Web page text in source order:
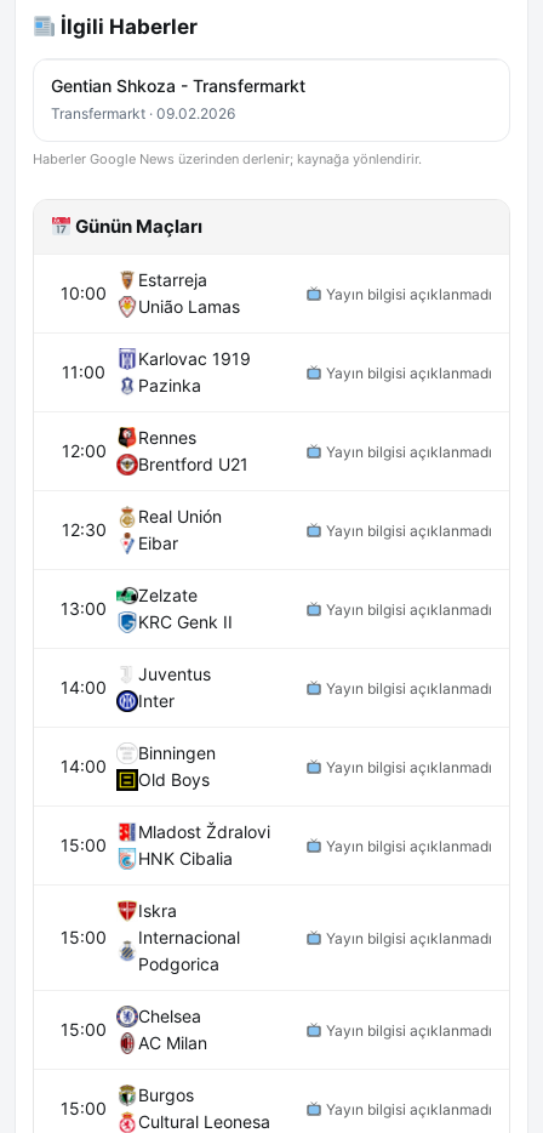
İlgili Haberler
Gentian Shkoza - Transfermarkt
Transfermarkt · 09.02.2026
Haberler Google News üzerinden derlenir; kaynağa yönlendirir.
Günün Maçları
10:00
Estarreja
União Lamas
Yayın bilgisi açıklanmadı
11:00
Karlovac 1919
Pazinka
Yayın bilgisi açıklanmadı
12:00
Rennes
Brentford U21
Yayın bilgisi açıklanmadı
12:30
Real Unión
Eibar
Yayın bilgisi açıklanmadı
13:00
Zelzate
KRC Genk II
Yayın bilgisi açıklanmadı
14:00
Juventus
Inter
Yayın bilgisi açıklanmadı
14:00
Binningen
Old Boys
Yayın bilgisi açıklanmadı
15:00
Mladost Ždralovi
HNK Cibalia
Yayın bilgisi açıklanmadı
15:00
Iskra
Internacional
Podgorica
Yayın bilgisi açıklanmadı
15:00
Chelsea
AC Milan
Yayın bilgisi açıklanmadı
15:00
Burgos
Cultural Leonesa
Yayın bilgisi açıklanmadı